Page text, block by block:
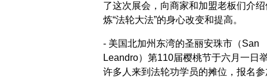
了这次展会，向商家和加盟老板们介绍
炼“法轮大法”的身心改变和提高。
- 美国北加州东湾的圣丽安珠市（San
Leandro）第110届樱桃节于六月一日
许多人来到法轮功学员的摊位，报名参